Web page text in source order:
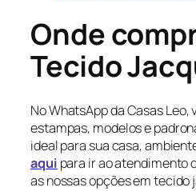
Onde
Tecido Jacq
No WhatsApp da Casas
estampas, modelos e
ideal para sua casa,
aqui para ir ao atendimento
as nossas opções em tecido